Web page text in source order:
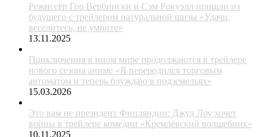
Режиссёр Гор Вербински и Сэм Рокуэлл пришли из
будущего с трейлером натуральной шизы «Удачи,
веселитесь, не умрите»
13.11.2025
Приключения в ином мире продолжаются в трейлере
нового сезона аниме «Я переродился торговым
автоматом и теперь блуждаю в подземельях»
15.03.2026
Это вам не президент Финляндии: Джуд Лоу хочет
войны в трейлере комедии «Кремлёвский волшебник»
10.11.2025